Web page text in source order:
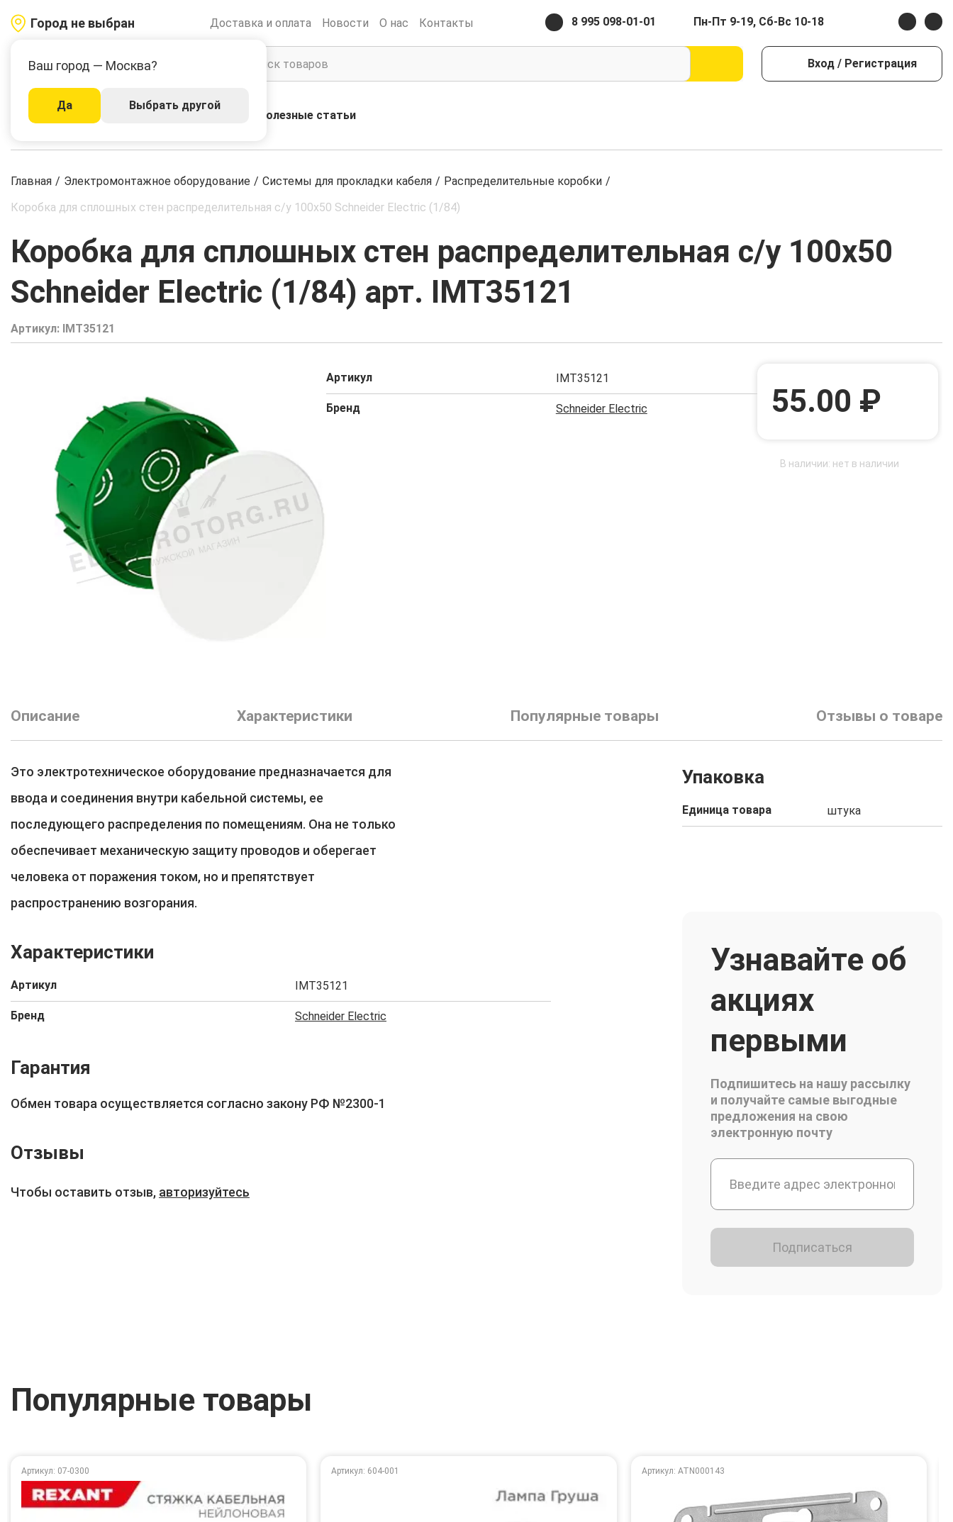
Город не выбран
Ваш город — Москва?
Да Выбрать другой
Доставка и оплата Новости О нас Контакты 8 995 098-01-01 Пн-Пт 9-19, Сб-Вс 10-18
Вход / Регистрация
Каталог Акции Полезные статьи
Главная / Электромонтажное оборудование / Системы для прокладки кабеля / Распределительные коробки /
Коробка для сплошных стен распределительная с/у 100х50 Schneider Electric (1/84)
Коробка для сплошных стен распределительная с/у 100х50
Schneider Electric (1/84) арт. IMT35121
Артикул: IMT35121
Артикул IMT35121
Бренд Schneider Electric 55.00 ₽
В наличии: нет в наличии
Описание Характеристики Популярные товары Отзывы о товаре
Это электротехническое оборудование предназначается для
ввода и соединения внутри кабельной системы, ее
последующего распределения по помещениям. Она не только
обеспечивает механическую защиту проводов и оберегает
человека от поражения током, но и препятствует
распространению возгорания.
Характеристики
Артикул IMT35121
Бренд Schneider Electric
Гарантия
Обмен товара осуществляется согласно закону РФ №2300-1
Отзывы
Чтобы оставить отзыв, авторизуйтесь
Упаковка
Единица товара штука
Узнавайте об
акциях
первыми
Подпишитесь на нашу рассылку
и получайте самые выгодные
предложения на свою
электронную почту
Подписаться
Популярные товары
Артикул: 07-0300 Артикул: 604-001 Артикул: ATN000143